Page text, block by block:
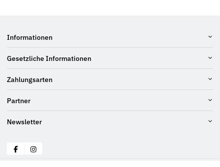
Informationen
Gesetzliche Informationen
Zahlungsarten
Partner
Newsletter